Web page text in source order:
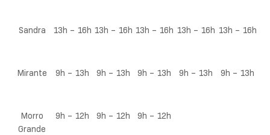
Sandra 13h – 16h 13h – 16h 13h – 16h 13h – 16h 13h – 16h
Mirante 9h – 13h 9h – 13h 9h – 13h 9h – 13h 9h – 13h
Morro
Grande
9h – 12h 9h – 12h 9h – 12h